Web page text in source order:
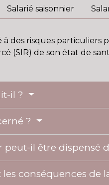
Salarié saisonnier
à des risques
(SIR) de son état de
il ?
?
peut-il être dispensé
conséquences de